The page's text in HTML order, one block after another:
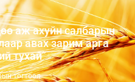
аж ахуйн салбарын
авах зарим арга
тухай”
тогтоол